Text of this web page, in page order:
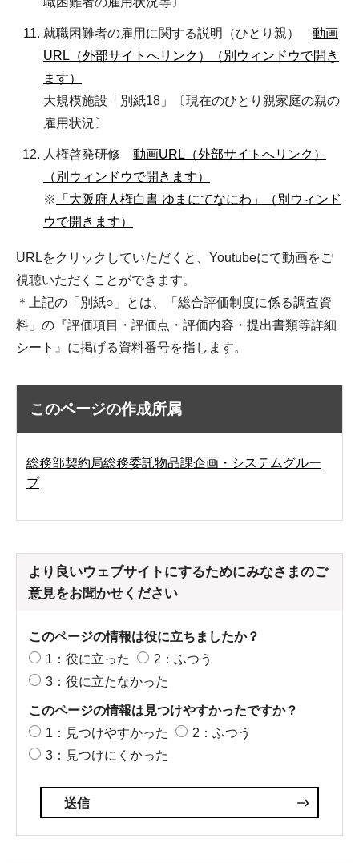
就職困難者の雇用に関する説明（ひとり親） 動画
URL（外部サイトへリンク）（別ウィンドウで開き
ます）
大規模施設「別紙18」〔現在のひとり親家庭の親の
雇用状況〕
人権啓発研修 動画URL（外部サイトへリンク）
（別ウィンドウで開きます）
※
「大阪府人権白書 ゆまにてなにわ」（別ウィンド
ウで開きます）
URLをクリックしていただくと、Youtubeにて動画をご
視聴いただくことができます。
＊上記の「別紙○」とは、「総合評価制度に係る調査資
料」の『評価項目・評価点・評価内容・提出書類等詳細
シート』に掲げる資料番号を指します。
このページの作成所属
総務部契約局総務委託物品課企画・システムグルー
プ
より良いウェブサイトにするためにみなさまのご
意見をお聞かせください
このページの情報は役に立ちましたか？
1：役に立った
2：ふつう
3：役に立たなかった
このページの情報は見つけやすかったですか？
1：見つけやすかった
2：ふつう
3：見つけにくかった